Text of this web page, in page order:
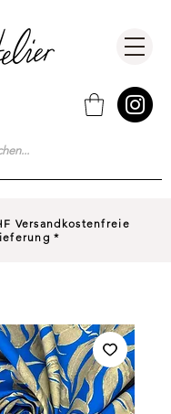
Versandkostenfreie
*